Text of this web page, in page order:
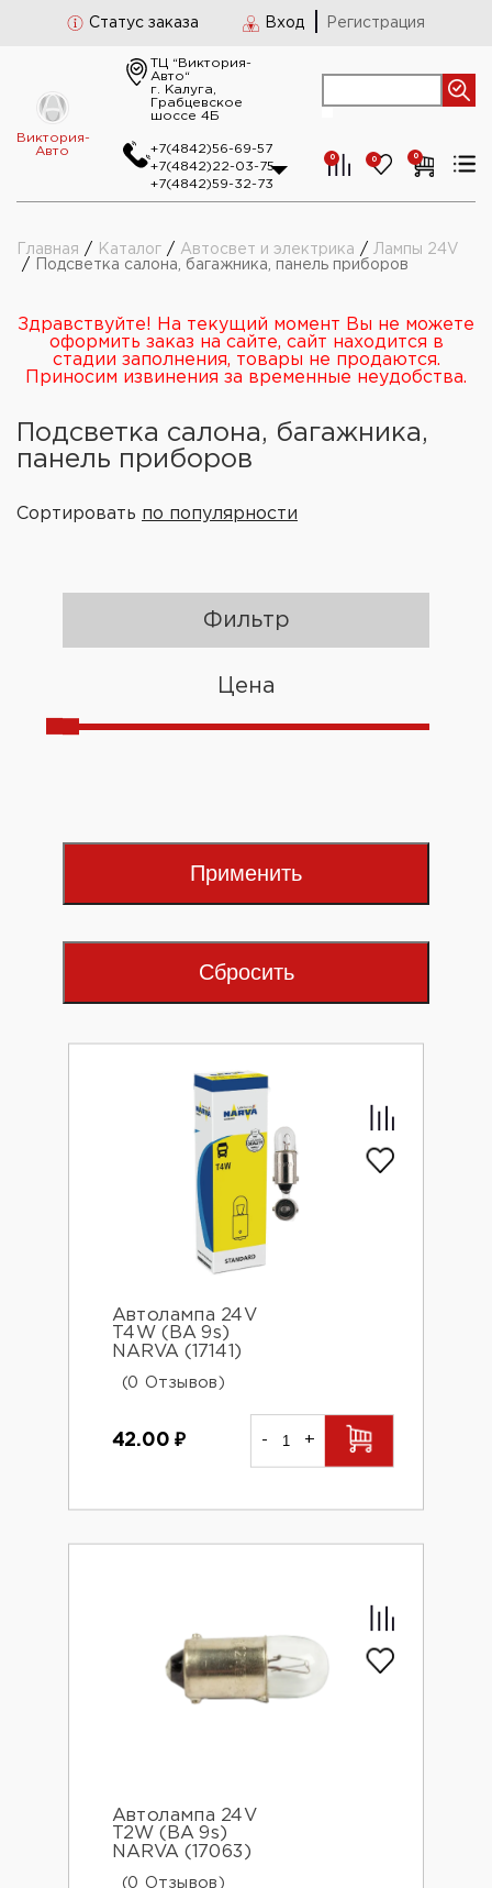
Статус заказа Вход Регистрация
Виктория-
Авто
ТЦ “Виктория-
Авто“
г. Калуга,
Грабцевское
шоссе 4Б
+7(4842)56-69-57
+7(4842)22-03-75
+7(4842)59-32-73
0 0 0
Главная / Каталог / Автосвет и электрика / Лампы 24V
/
Подсветка салона, багажника, панель приборов
Здравствуйте! На текущий момент Вы не можете
оформить заказ на сайте, сайт находится в
стадии заполнения, товары не продаются.
Приносим извинения за временные неудобства.
Подсветка салона, багажника,
панель приборов
Сортировать по популярности
Фильтр
Цена
Применить
Сбросить
Автолампа 24V
T4W (BA 9s)
NARVA (17141)
(0 Отзывов)
42.00₽ - +
Автолампа 24V
T2W (BA 9s)
NARVA (17063)
(0 Отзывов)